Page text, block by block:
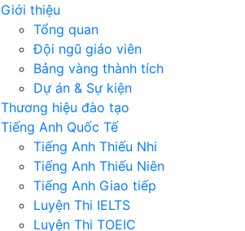
Giới thiệu
Tổng quan
Đội ngũ giáo viên
Bảng vàng thành tích
Dự án & Sự kiện
Thương hiệu đào tạo
Tiếng Anh Quốc Tế
Tiếng Anh Thiếu Nhi
Tiếng Anh Thiếu Niên
Tiếng Anh Giao tiếp
Luyện Thi IELTS
Luyện Thi TOEIC